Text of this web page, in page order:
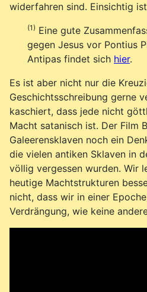
widerfahren sind. Einsichtig
(1) Eine gute
gegen Jesus vor Pontius
Antipas findet sich hier.
Es ist aber nicht nur die
Geschichtsschreibung gerne
kaschiert, dass jede nicht
Macht satanisch ist. Der Film
Galeerensklaven noch ein
die vielen antiken Sklaven in
völlig vergessen wurden. Wir
heutige Machtstrukturen
nicht, dass wir in einer
Verdrängung, wie keine